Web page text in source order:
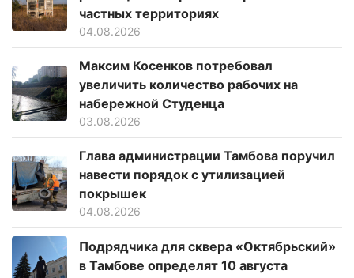
частных территориях
04.08.2026
Максим Косенков потребовал
увеличить количество рабочих на
набережной Студенца
03.08.2026
Глава администрации Тамбова поручил
навести порядок с утилизацией
покрышек
04.08.2026
Подрядчика для сквера «Октябрьский»
в Тамбове определят 10 августа